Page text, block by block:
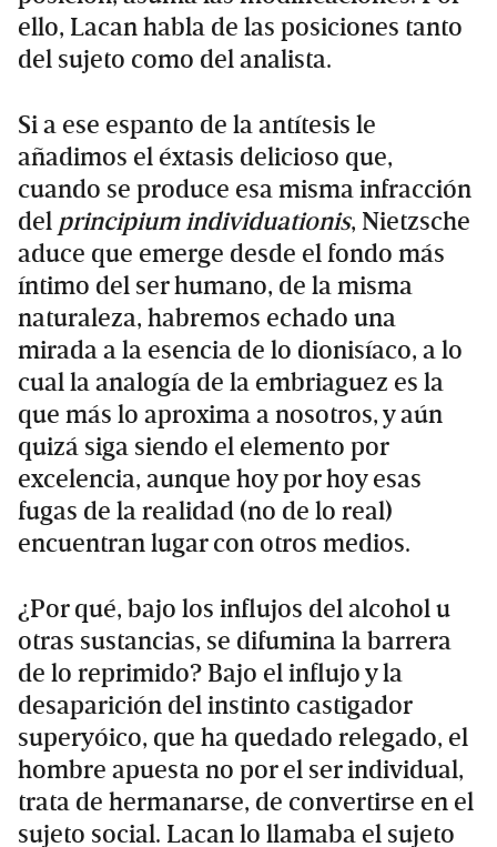
ello, Lacan habla de las posiciones tanto
del sujeto como del analista.
Si a ese espanto de la antítesis le
añadimos el éxtasis delicioso que,
cuando se produce esa misma infracción
del principium individuationis, Nietzsche
aduce que emerge desde el fondo más
íntimo del ser humano, de la misma
naturaleza, habremos echado una
mirada a la esencia de lo dionisíaco, a lo
cual la analogía de la embriaguez es la
que más lo aproxima a nosotros, y aún
quizá siga siendo el elemento por
excelencia, aunque hoy por hoy esas
fugas de la realidad (no de lo real)
encuentran lugar con otros medios.
¿Por qué, bajo los influjos del alcohol u
otras sustancias, se difumina la barrera
de lo reprimido? Bajo el influjo y la
desaparición del instinto castigador
superyóico, que ha quedado relegado, el
hombre apuesta no por el ser individual,
trata de hermanarse, de convertirse en el
sujeto social. Lacan lo llamaba el sujeto